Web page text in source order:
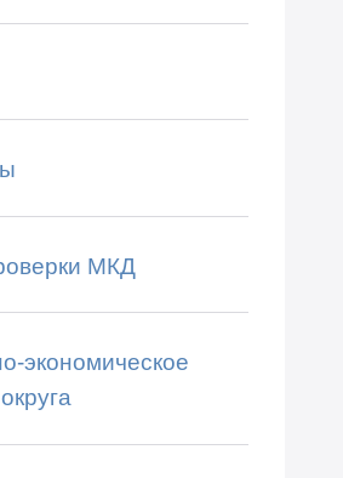
МКД
экономическое